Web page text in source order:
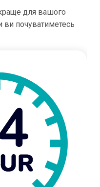
для вашого
ви почуватиметесь